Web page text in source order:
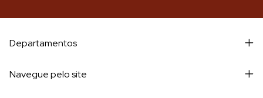
Departamentos
Navegue pelo site